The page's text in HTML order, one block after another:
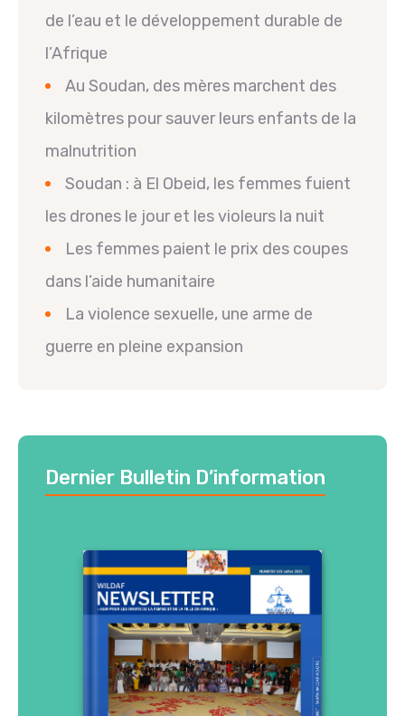
de l’eau et le développement durable de
l’Afrique
Au Soudan, des mères marchent des
kilomètres pour sauver leurs enfants de la
malnutrition
Soudan : à El Obeid, les femmes fuient
les drones le jour et les violeurs la nuit
Les femmes paient le prix des coupes
dans l’aide humanitaire
La violence sexuelle, une arme de
guerre en pleine expansion
Dernier Bulletin D’information